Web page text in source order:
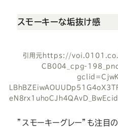
スモーキーな垢抜け感
引用元 https://
CB004_cpg-
”スモーキーグレー”も注目の